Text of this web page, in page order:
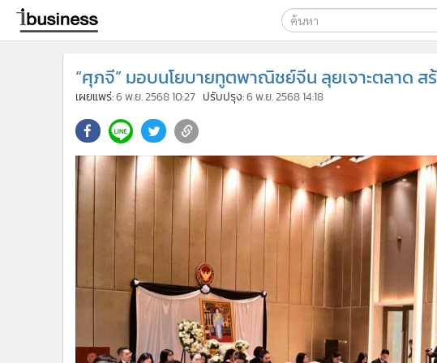
ค้นหา
Google
ค้นหาขั้นสูง
“ศุภจี” มอบนโยบายทูตพาณิชย์จีน ลุยเจาะตลาด ส
เผยแพร่:6 พ.ย. 2568 10:27 ปรับปรุง:6 พ.ย. 2568 14:18